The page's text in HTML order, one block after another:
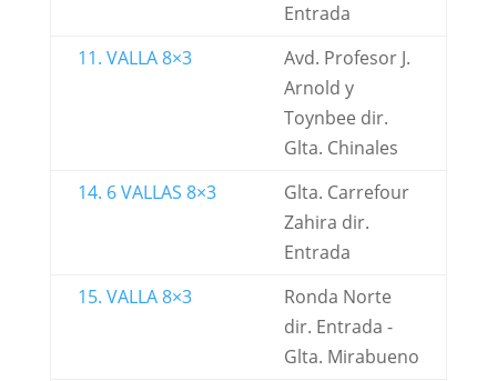
Entrada
11. VALLA 8×3
Avd. Profesor J.
Arnold y
Toynbee dir.
Glta. Chinales
14. 6 VALLAS 8×3
Glta. Carrefour
Zahira dir.
Entrada
15. VALLA 8×3
Ronda Norte
dir. Entrada -
Glta. Mirabueno